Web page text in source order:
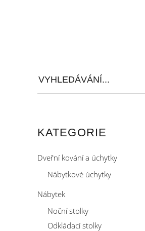
for:
KATEGORIE
Dveřní kování a úchytky
Nábytkové úchytky
Nábytek
Noční stolky
Odkládací stolky